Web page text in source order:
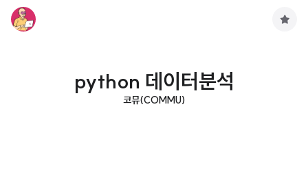
python 데이터분석
코뮤(COMMU)
구